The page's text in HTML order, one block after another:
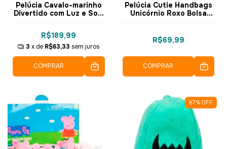
Pelúcia Cavalo-marinho
Divertido com Luz e Som
Mattel
R$189,99
3 x de R$63,33 sem juros
COMPRAR
Pelúcia Cutie Handbags
Unicórnio Roxo Bolsa
R$69,99
COMPRAR
67% OFF